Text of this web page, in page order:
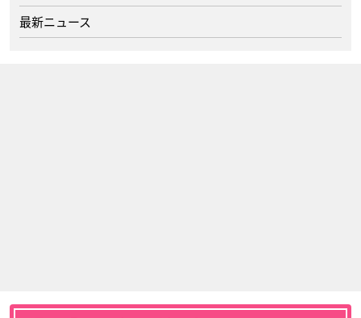
最新ニュース